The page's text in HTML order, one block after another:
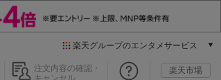
楽天グループのエンタメサービス
本/ゲーム/CD/DVD
楽天ブックス
注文内容の確認・
キャンセル
楽天市場